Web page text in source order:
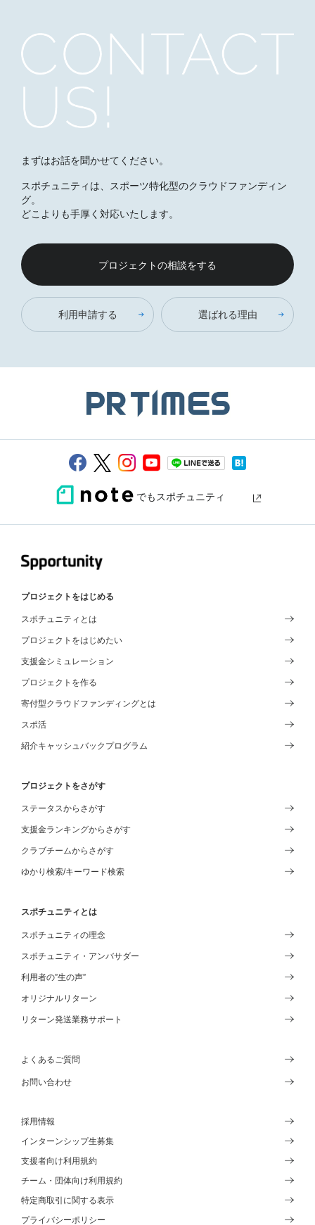
まずはお話を聞かせてください。
スポチュニティは、スポーツ特化型のクラウドファンディン
グ。
どこよりも手厚く対応いたします。
プロジェクトの相談をする
利用申請する 選ばれる理由
でもスポチュニティ
プロジェクトをはじめる
スポチュニティとは
プロジェクトをはじめたい
支援金シミュレーション
プロジェクトを作る
寄付型クラウドファンディングとは
スポ活
紹介キャッシュバックプログラム
プロジェクトをさがす
ステータスからさがす
支援金ランキングからさがす
クラブチームからさがす
ゆかり検索/キーワード検索
スポチュニティとは
スポチュニティの理念
スポチュニティ・アンバサダー
利用者の”生の声”
オリジナルリターン
リターン発送業務サポート
よくあるご質問
お問い合わせ
採用情報
インターンシップ生募集
支援者向け利用規約
チーム・団体向け利用規約
特定商取引に関する表示
プライバシーポリシー